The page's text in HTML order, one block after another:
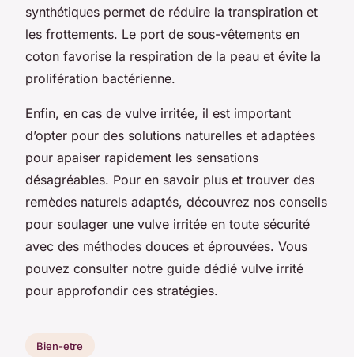
synthétiques permet de réduire la transpiration et
les frottements. Le port de sous-vêtements en
coton favorise la respiration de la peau et évite la
prolifération bactérienne.
Enfin, en cas de vulve irritée, il est important
d’opter pour des solutions naturelles et adaptées
pour apaiser rapidement les sensations
désagréables. Pour en savoir plus et trouver des
remèdes naturels adaptés, découvrez nos conseils
pour soulager une vulve irritée en toute sécurité
avec des méthodes douces et éprouvées. Vous
pouvez consulter notre guide dédié vulve irrité
pour approfondir ces stratégies.
Bien-etre